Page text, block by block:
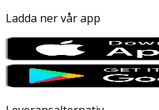
Ladda ner vår app